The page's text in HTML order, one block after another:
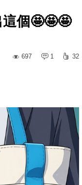
這個🤩🤩🤩
697
1 32